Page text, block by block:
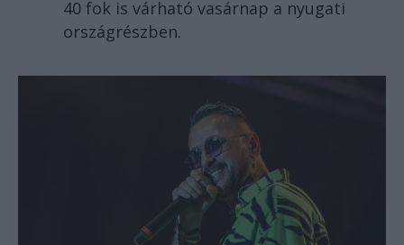
40 fok is várható vasárnap a nyugati
országrészben.